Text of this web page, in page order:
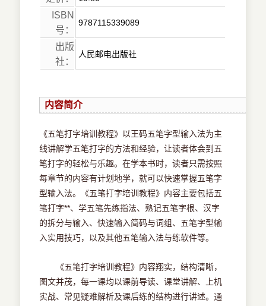
ISBN
号：
9787115339089
出版
社：
人民邮电出版社
内容简介
《五笔打字培训教程》以王码五笔字型输入法为主
线讲解学五笔打字的方法和经验，让读者体会到五
笔打字的轻松与乐趣。在学本书时，读者只需按照
每章节的内容有计划地学，就可以快速掌握五笔字
型输入法。《五笔打字培训教程》内容主要包括五
笔打字**、学五笔先练指法、熟记五笔字根、汉字
的拆分与输入、快速输入简码与词组、五笔字型输
入实用技巧，以及其他五笔输入法与练软件等。
《五笔打字培训教程》内容翔实，结构清晰，
图文并茂，每一课均以课前导读、课堂讲解、上机
实战、常见疑难解析及课后练的结构进行讲述。通